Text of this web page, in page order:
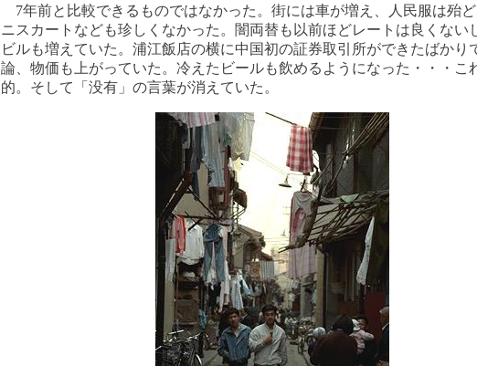
7年前と比較できるものではなかった。街には車が増え、人民服は殆ど
ニスカートなども珍しくなかった。闇両替も以前ほどレートは良くない
ビルも増えていた。浦江飯店の横に中国初の証券取引所ができたばかり
論、物価も上がっていた。冷えたビールも飲めるようになった・・・こ
的。そして「没有」の言葉が消えていた。